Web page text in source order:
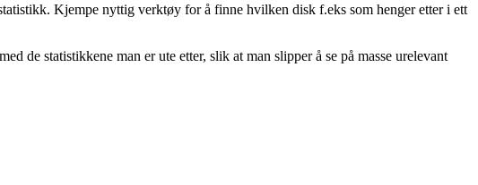
Kjempe nyttig verktøy for å finne hvilken disk f.eks som henger etter i ett
de statistikkene man er ute etter, slik at man slipper å se på masse urelevant